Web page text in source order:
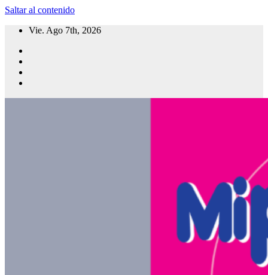
Saltar al contenido
Vie. Ago 7th, 2026